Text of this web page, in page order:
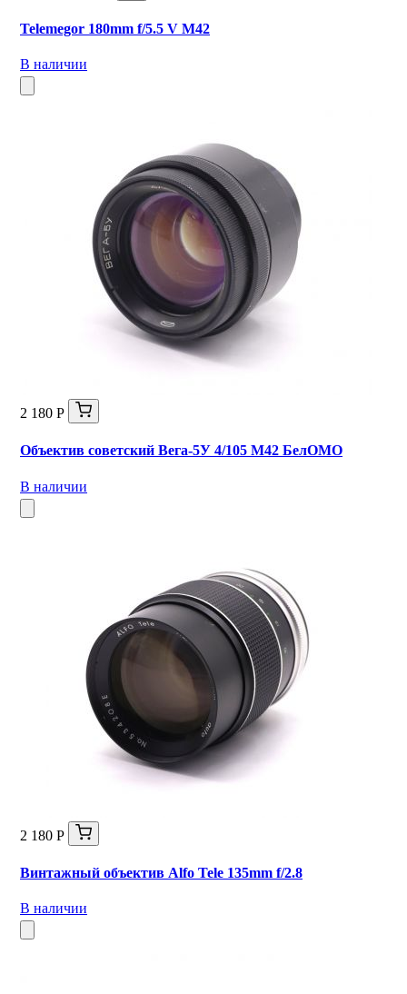
Telemegor 180mm f/5.5 V M42
В наличии
2 180 Р
Объектив советский Вега-5У 4/105 M42 БелОМО
В наличии
2 180 Р
Винтажный объектив Alfo Tele 135mm f/2.8
В наличии